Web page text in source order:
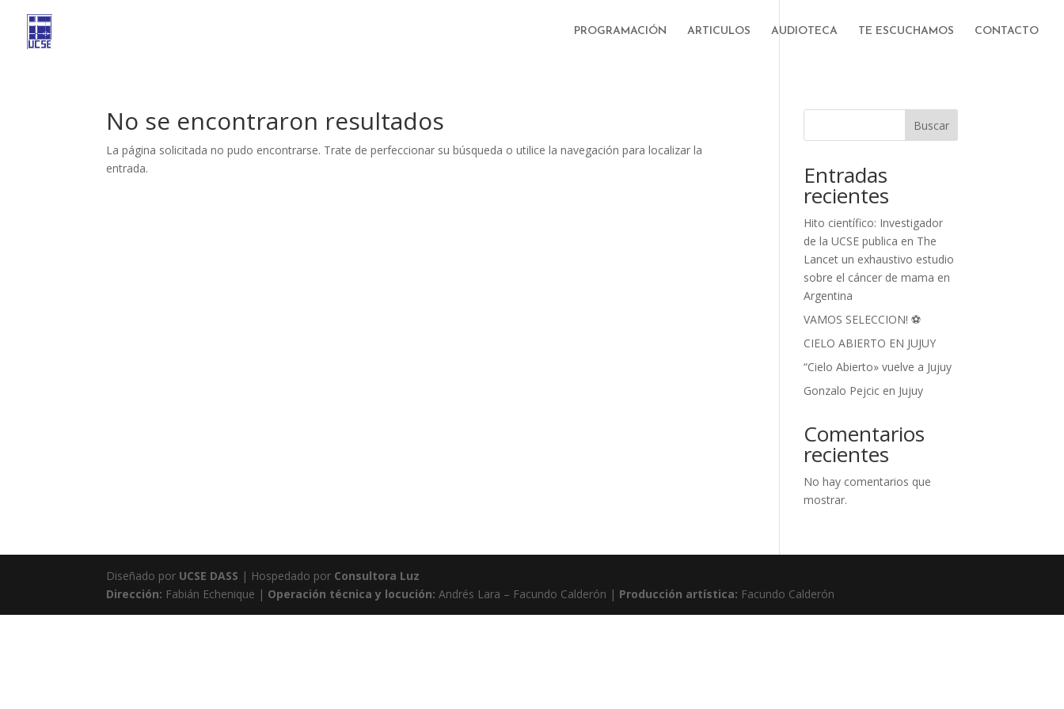
PROGRAMACIÓN ARTICULOS AUDIOTECA TE ESCUCHAMOS CONTACTO
No se encontraron resultados
La página solicitada no pudo encontrarse. Trate de perfeccionar su búsqueda o utilice la navegación para localizar la
entrada.
Buscar
Entradas
recientes
Hito científico: Investigador
de la UCSE publica en The
Lancet un exhaustivo estudio
sobre el cáncer de mama en
Argentina
VAMOS SELECCION! ⚽
CIELO ABIERTO EN JUJUY
“Cielo Abierto» vuelve a Jujuy
Gonzalo Pejcic en Jujuy
Comentarios
recientes
No hay comentarios que
mostrar.
Diseñado por UCSE DASS | Hospedado por Consultora Luz
Dirección: Fabián Echenique | Operación técnica y locución: Andrés Lara – Facundo Calderón | Producción artística: Facundo Calderón